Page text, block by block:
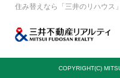
住み替えなら
「三井のリハウス」
COPYRIGHT(C)